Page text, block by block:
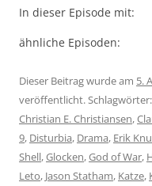
In dieser Episode mit:
ähnliche Episoden:
Dieser Beitrag wurde am 5.
veröffentlicht. Schlagwörter:
Christian E. Christiansen,
9, Disturbia, Drama, Erik
Shell,Glocken,God of War,
Leto, Jason Statham, Katze,